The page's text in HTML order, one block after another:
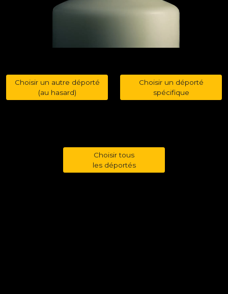
Choisir un autre déporté
(au hasard)
Choisir un déporté
spécifique
Choisir tous
les déportés